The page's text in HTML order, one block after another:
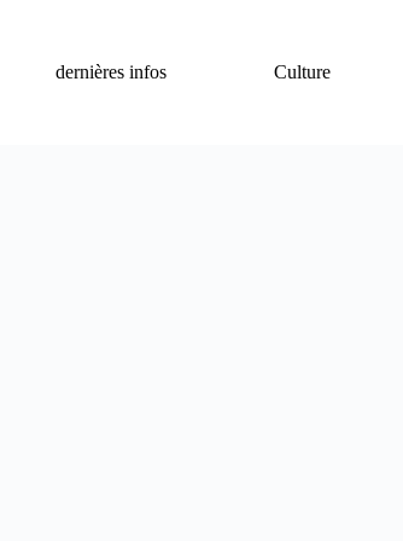
dernières infos
Culture